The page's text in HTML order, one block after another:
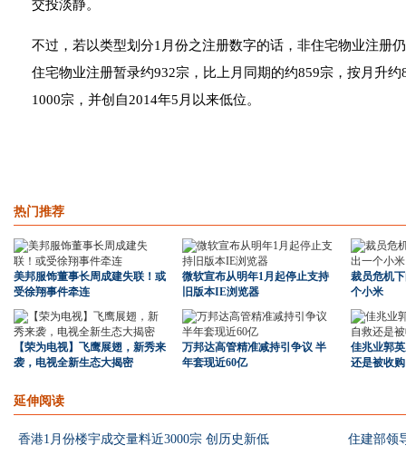
交投淡静。
不过，若以类型划分1月份之注册数字的话，非住宅物业注册
住宅物业注册暂录约932宗，比上月同期的约859宗，按月升
1000宗，并创自2014年5月以来低位。
热门推荐
美邦服饰董事长周成建失联！或
受徐翔事件牵连
微软宣布从明年1月起停止支持
旧版本IE浏览器
裁员危机
个小米
【荣为电视】飞鹰展翅，新秀来
袭，电视全新生态大揭密
万邦达高管精准减持引争议 半
年套现近60亿
佳兆业郭
还是被收购
延伸阅读
香港1月份楼宇成交量料近3000宗 创历史新低 住建部领